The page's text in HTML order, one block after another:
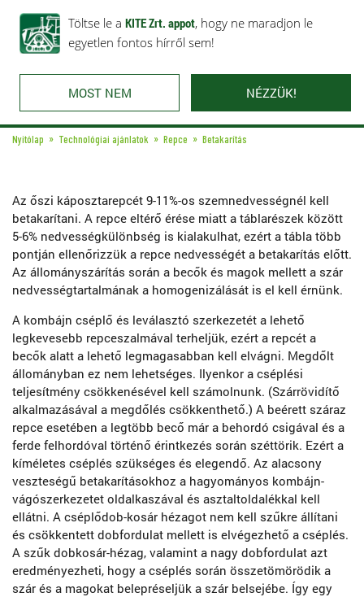
Töltse le a KITE Zrt. appot, hogy ne maradjon le
egyetlen fontos hírről sem!
MOST NEM NÉZZÜK!
Rólunk Ajánlataink Karrier Kapcsolat
Nyitólap Technológiai ajánlatok Repce Betakarítás
Az őszi káposztarepcét 9-11%-os szemnedvességnél kell
betakarítani. A repce eltérő érése miatt a táblarészek között
5-6% nedvességkülönbség is kialakulhat, ezért a tábla több
pontján ellenőrizzük a repce nedvességét a betakarítás előtt.
Az állományszárítás során a becők és magok mellett a szár
nedvességtartalmának a homogenizálását is el kell érnünk.
A kombájn cséplő és leválasztó szerkezetét a lehető
legkevesebb repceszalmával terheljük, ezért a repcét a
becők alatt a lehető legmagasabban kell elvágni. Megdőlt
állományban ez nem lehetséges. Ilyenkor a cséplési
teljesítmény csökkenésével kell számolnunk. (Szárrövidítő
alkalmazásával a megdőlés csökkenthető.) A beérett száraz
repce esetében a legtöbb becő már a behordó csigával és a
ferde felhordóval történő érintkezés során széttörik. Ezért a
kíméletes cséplés szükséges és elegendő. Az alacsony
veszteségű betakarításokhoz a hagyományos kombájn-
vágószerkezetet oldalkaszával és asztaltoldalékkal kell
ellátni. A cséplődob-kosár hézagot nem kell szűkre állítani
és csökkentett dobfordulat mellett is elvégezhető a cséplés.
A szűk dobkosár-hézag, valamint a nagy dobfordulat azt
eredményezheti, hogy a cséplés során összetömörödik a
szár és a magokat belepréseljük a szár belsejébe. Így egy